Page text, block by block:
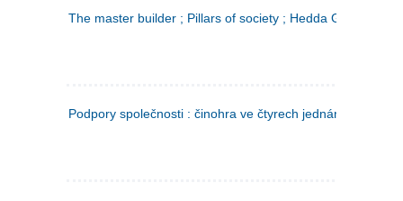
The master builder ; Pillars of society ; Hedda Gabler
Podpory společnosti : činohra ve čtyrech jednáních